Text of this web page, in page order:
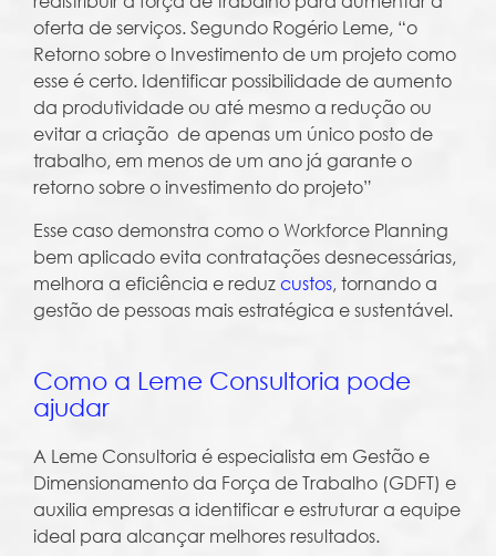
oferta de serviços. Segundo Rogério Leme, “o
Retorno sobre o Investimento de um projeto como
esse é certo. Identificar possibilidade de aumento
da produtividade ou até mesmo a redução ou
evitar a criação de apenas um único posto de
trabalho, em menos de um ano já garante o
retorno sobre o investimento do projeto”
Esse caso demonstra como o Workforce Planning
bem aplicado evita contratações desnecessárias,
melhora a eficiência e reduzcustos, tornando a
gestão de pessoas mais estratégica e sustentável.
Como a Leme Consultoria pode
ajudar
A Leme Consultoria é especialista em Gestão e
Dimensionamento da Força de Trabalho (GDFT) e
auxilia empresas a identificar e estruturar a equipe
ideal para alcançar melhores resultados.